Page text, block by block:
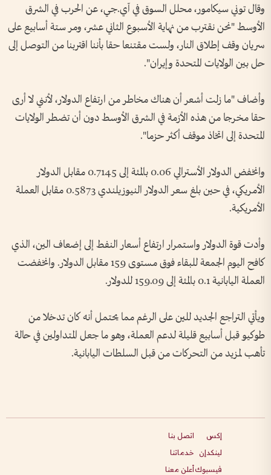
وقال توني سيكامور، محلل السوق في آي.جي، عن الحرب ​في الشرق
الأوسط "نحن ⁠نقترب من نهاية ⁠الأسبوع الثاني عشر، ومر ستة أسابيع على
سريان وقف إطلاق النار، ولست مقتنعا حقا بأننا اقتربنا من التوصل إلى
حل بين الولايات المتحدة وإيران".
وأضاف "ما زلت ⁠أشعر أن هناك مخاطر من ارتفاع الدولار، لأنني لا أرى
حقا مخرجا من هذه الأزمة في الشرق الأوسط دون أن تضطر الولايات
المتحدة إلى اتخاذ موقف أكثر حزما".
وانخفض الدولار الأسترالي 0.06 بالمئة إلى 0.7145 مقابل الدولار
الأمريكي، في حين بلغ سعر الدولار النيوزيلندي 0.5873 مقابل العملة
الأمريكية.
وأدت ‌قوة الدولار واستمرار ارتفاع أسعار النفط إلى إضعاف الين، الذي
كافح اليوم الجمعة للبقاء فوق ​مستوى 159 مقابل الدولار. وانخفضت
العملة اليابانية 0.1 بالمئة إلى 159.09 للدولار.
ويأتي التراجع الجديد للين على الرغم مما يحتمل أنه كان تدخلا من
طوكيو قبل أسابيع قليلة لدعم العملة، وهو ما جعل المتداولين في حالة
تأهب لمزيد ​من التحركات من قبل ‌السلطات اليابانية.
إكس
لينكدإن
فيسبوك
اتصل بنا
خدماتنا
أعلن معنا